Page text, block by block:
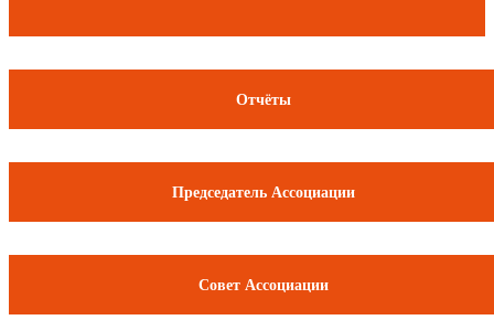
Отчёты
Председатель Ассоциации
Совет Ассоциации